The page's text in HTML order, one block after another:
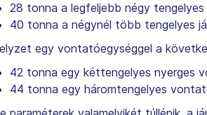
28 tonna a legfeljebb négy tengelyes
40 tonna a négynél több tengelyes
egy vontatóegységgel a
42 tonna egy kéttengelyes nyerges
44 tonna egy háromtengelyes